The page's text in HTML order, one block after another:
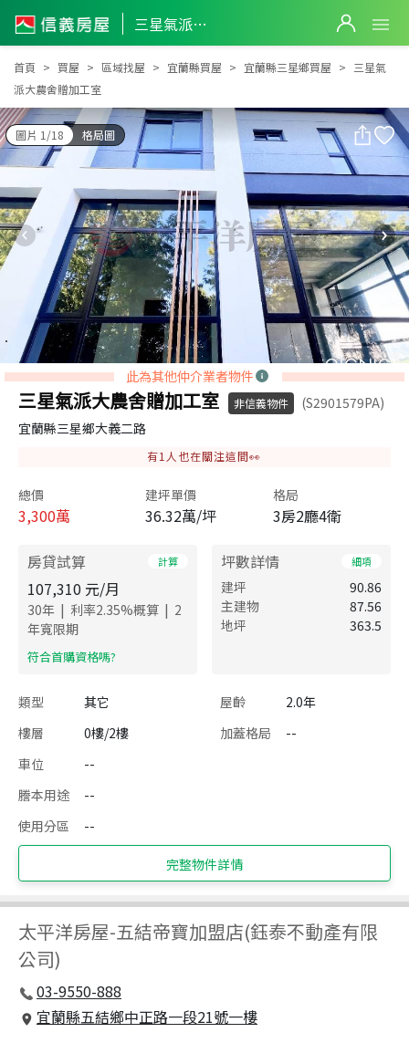
三星氣派大農舍贈加工室
三星氣派大農舍贈加工室
首頁 買屋 區域找屋 宜蘭縣買屋 宜蘭縣三星鄉買屋
三星氣
派大農舍贈加工室
圖片 1/18 格局圖
此為其他仲介業者物件
三星氣派大農舍贈加工室 非信義物件
(S2901579PA)
宜蘭縣三星鄉大義二路
有1 人也在關注這間👀
總價
3,300萬
建坪單價
36.32萬/坪
格局
3房2廳4衛
房貸試算 計算
107,310 元/月
30年 | 利率2.35%概算 | 2
年寬限期
​符合首購資格嗎?
坪數詳情 細項
建坪
90.86
主建物
87.56
地坪
363.5
類型 其它 屋齡
2.0年
樓層
0樓/2樓 加蓋格局
--
車位
--
謄本用途
--
使用分區
--
完整物件詳情
太平洋房屋-五結帝寶加盟店(鈺泰不動產有限
公司)
03-9550-888
宜蘭縣五結鄉中正路一段21號一樓